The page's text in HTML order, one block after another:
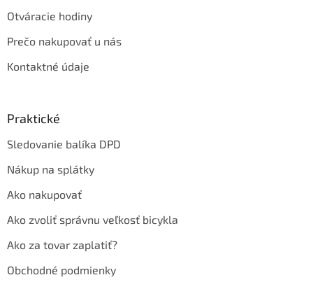
Otváracie hodiny
Prečo nakupovať u nás
Kontaktné údaje
Praktické
Sledovanie balíka DPD
Nákup na splátky
Ako nakupovať
Ako zvoliť správnu veľkosť bicykla
Ako za tovar zaplatiť?
Obchodné podmienky